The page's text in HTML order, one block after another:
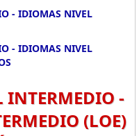
- IDIOMAS NIVEL
- IDIOMAS NIVEL
INTERMEDIO -
(LOE)